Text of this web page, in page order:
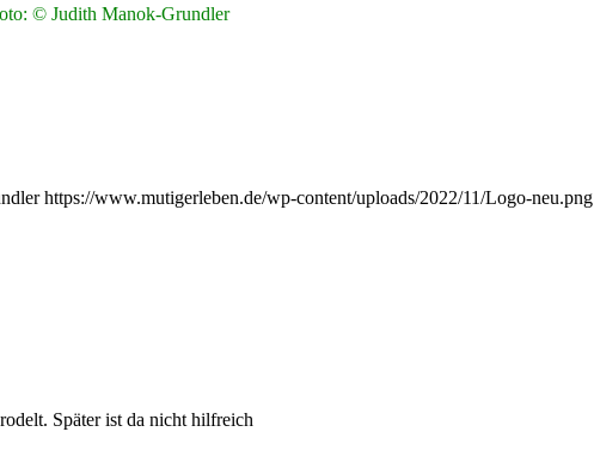
© Judith Manok-Grundler
https://www.mutigerleben.de/wp-content/uploads/2022/11/Logo-neu.png
Später ist da nicht hilfreich